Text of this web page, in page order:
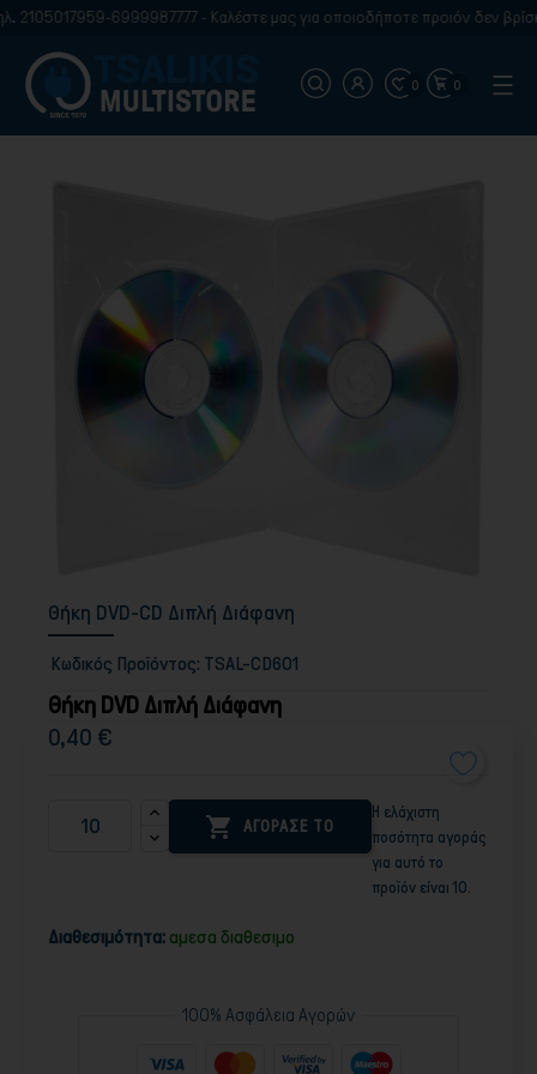
2105017959-6999987777 - Καλέστε μας για οποιοδήποτε προιόν δεν
0 0
Θήκη DVD-CD Διπλή Διάφανη
Κωδικός Προϊόντος: TSAL-CD601
Θήκη DVD Διπλή Διάφανη
0,40 €
 ΑΓΟΡΑΣΕ ΤΟ
Η ελάχιστη
ποσότητα αγοράς
για αυτό το
προϊόν είναι 10.
Διαθεσιμότητα: αμεσα διαθεσιμο
100% Ασφάλεια Αγορών